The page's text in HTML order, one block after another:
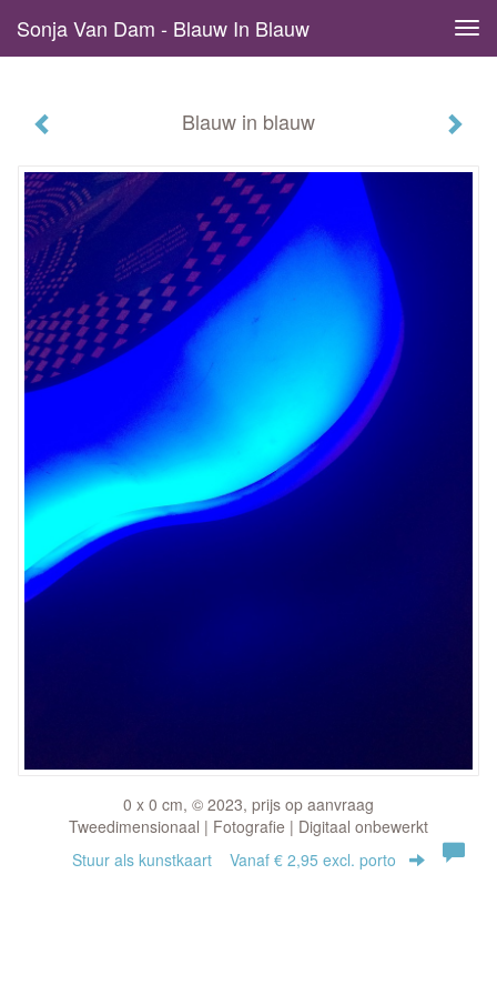
Sonja Van Dam - Blauw In Blauw
Blauw in blauw
0 x 0 cm, © 2023, prijs op aanvraag
Tweedimensionaal | Fotografie | Digitaal onbewerkt
Stuur als kunstkaart Vanaf € 2,95 excl. porto